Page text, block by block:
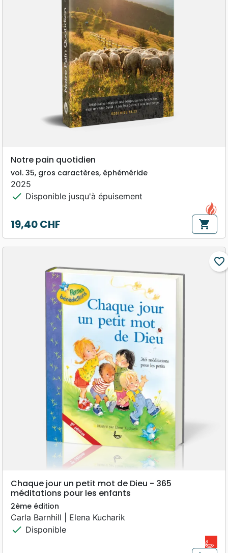
Notre pain quotidien
vol. 35, gros caractères, éphéméride
2025
check Disponible jusqu'à épuisement
Prix
19,40 CHF shopping_cart
favorite_border
Chaque jour un petit mot de Dieu - 365
méditations pour les enfants
2ème édition
Carla Barnhill | Elena Kucharik
check Disponible